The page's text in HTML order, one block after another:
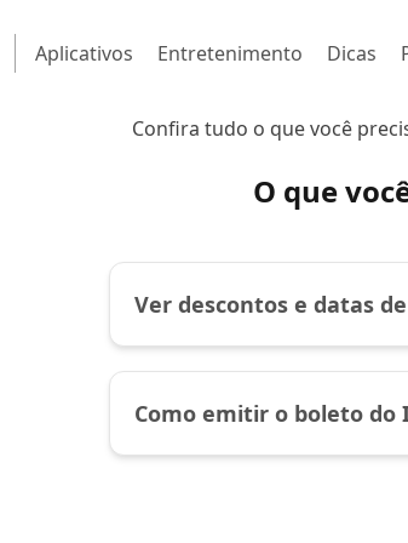
Aplicativos Entretenimento Dicas
Confira tudo o que você
O que
Ver descontos e datas
Como emitir o boleto do